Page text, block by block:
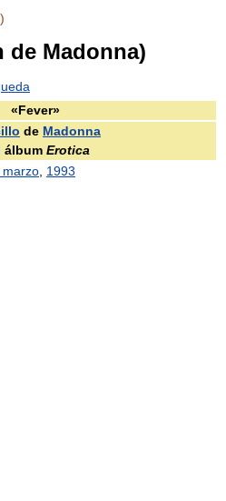
de Madonna)
«Fever»
de Madonna
álbum Erotica
marzo 1993